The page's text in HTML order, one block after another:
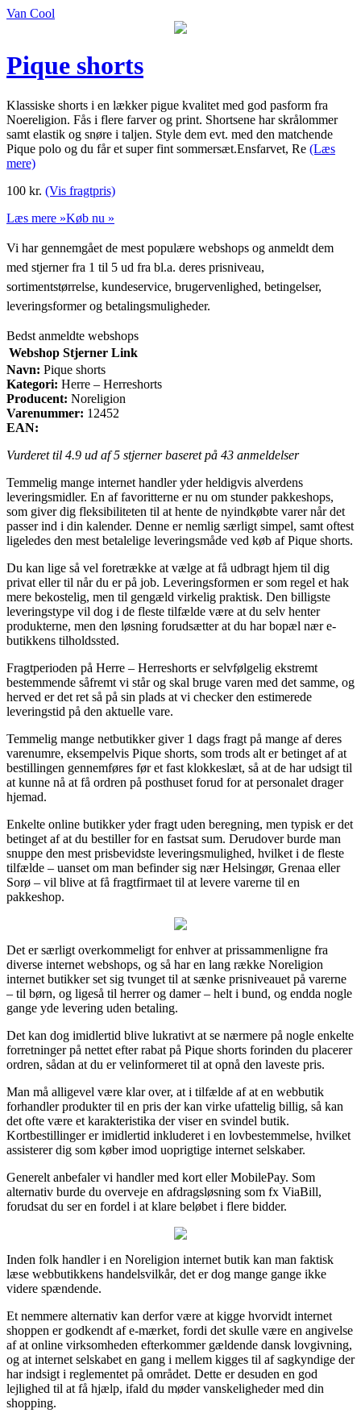
Van Cool
Pique shorts
Klassiske shorts i en lækker pigue kvalitet med god pasform fra
Noereligion. Fås i flere farver og print. Shortsene har skrålommer
samt elastik og snøre i taljen. Style dem evt. med den matchende
Pique polo og du får et super fint sommersæt.Ensfarvet, Re (Læs
mere)
100 kr. (Vis fragtpris)
Læs mere »Køb nu »
Vi har gennemgået de mest populære webshops og anmeldt dem
med stjerner fra 1 til 5 ud fra bl.a. deres prisniveau,
sortimentstørrelse, kundeservice, brugervenlighed, betingelser,
leveringsformer og betalingsmuligheder.
Bedst anmeldte webshops
Webshop Stjerner Link
Navn: Pique shorts
Kategori: Herre – Herreshorts
Producent: Noreligion
Varenummer: 12452
EAN:
Vurderet til 4.9 ud af 5 stjerner baseret på 43 anmeldelser
Temmelig mange internet handler yder heldigvis alverdens
leveringsmidler. En af favoritterne er nu om stunder pakkeshops,
som giver dig fleksibiliteten til at hente de nyindkøbte varer når det
passer ind i din kalender. Denne er nemlig særligt simpel, samt oftest
ligeledes den mest betalelige leveringsmåde ved køb af Pique shorts.
Du kan lige så vel foretrække at vælge at få udbragt hjem til dig
privat eller til når du er på job. Leveringsformen er som regel et hak
mere bekostelig, men til gengæld virkelig praktisk. Den billigste
leveringstype vil dog i de fleste tilfælde være at du selv henter
produkterne, men den løsning forudsætter at du har bopæl nær e-
butikkens tilholdssted.
Fragtperioden på Herre – Herreshorts er selvfølgelig ekstremt
bestemmende såfremt vi står og skal bruge varen med det samme, og
herved er det ret så på sin plads at vi checker den estimerede
leveringstid på den aktuelle vare.
Temmelig mange netbutikker giver 1 dags fragt på mange af deres
varenumre, eksempelvis Pique shorts, som trods alt er betinget af at
bestillingen gennemføres før et fast klokkeslæt, så at de har udsigt til
at kunne nå at få ordren på posthuset forud for at personalet drager
hjemad.
Enkelte online butikker yder fragt uden beregning, men typisk er det
betinget af at du bestiller for en fastsat sum. Derudover burde man
snuppe den mest prisbevidste leveringsmulighed, hvilket i de fleste
tilfælde – uanset om man befinder sig nær Helsingør, Grenaa eller
Sorø – vil blive at få fragtfirmaet til at levere varerne til en
pakkeshop.
Det er særligt overkommeligt for enhver at prissammenligne fra
diverse internet webshops, og så har en lang række Noreligion
internet butikker set sig tvunget til at sænke prisniveauet på varerne
– til børn, og ligeså til herrer og damer – helt i bund, og endda nogle
gange yde levering uden betaling.
Det kan dog imidlertid blive lukrativt at se nærmere på nogle enkelte
forretninger på nettet efter rabat på Pique shorts forinden du placerer
ordren, sådan at du er velinformeret til at opnå den laveste pris.
Man må alligevel være klar over, at i tilfælde af at en webbutik
forhandler produkter til en pris der kan virke ufattelig billig, så kan
det ofte være et karakteristika der viser en svindel butik.
Kortbestillinger er imidlertid inkluderet i en lovbestemmelse, hvilket
assisterer dig som køber imod uoprigtige internet selskaber.
Generelt anbefaler vi handler med kort eller MobilePay. Som
alternativ burde du overveje en afdragsløsning som fx ViaBill,
forudsat du ser en fordel i at klare beløbet i flere bidder.
Inden folk handler i en Noreligion internet butik kan man faktisk
læse webbutikkens handelsvilkår, det er dog mange gange ikke
videre spændende.
Et nemmere alternativ kan derfor være at kigge hvorvidt internet
shoppen er godkendt af e-mærket, fordi det skulle være en angivelse
af at online virksomheden efterkommer gældende dansk lovgivning,
og at internet selskabet en gang i mellem kigges til af sagkyndige der
har indsigt i reglementet på området. Dette er desuden en god
lejlighed til at få hjælp, ifald du møder vanskeligheder med din
shopping.